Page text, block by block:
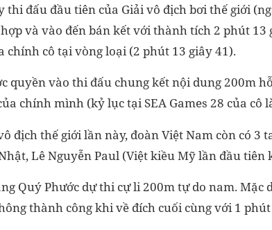
thi đấu đầu tiên của Giải vô địch bơi thế giới
và vào đến bán kết với thành tích 2 phút 13
chính cô tại vòng loại (2 phút 13 giây 41).
quyền vào thi đấu chung kết nội dung 200m
chính mình (kỷ lục tại SEA Games 28 của cô
địch thế giới lần này, đoàn Việt Nam còn có 3
Lê Nguyễn Paul (Việt kiều Mỹ lần đầu tiên
Quý Phước dự thi cự li 200m tự do nam.
thành công khi về đích cuối cùng với 1 phút